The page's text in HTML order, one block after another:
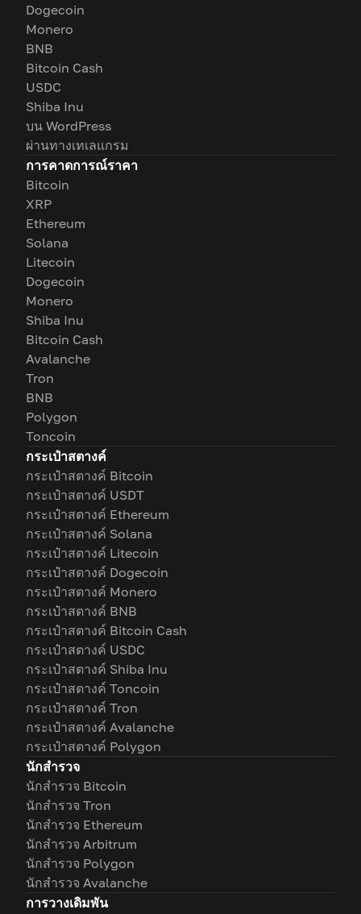
Dogecoin
Monero
BNB
Bitcoin Cash
USDC
Shiba Inu
บน WordPress
ผ่านทางเทเลแกรม
การคาดการณ์ราคา
Bitcoin
XRP
Ethereum
Solana
Litecoin
Dogecoin
Monero
Shiba Inu
Bitcoin Cash
Avalanche
Tron
BNB
Polygon
Toncoin
กระเป๋าสตางค์
กระเป๋าสตางค์ Bitcoin
กระเป๋าสตางค์ USDT
กระเป๋าสตางค์ Ethereum
กระเป๋าสตางค์ Solana
กระเป๋าสตางค์ Litecoin
กระเป๋าสตางค์ Dogecoin
กระเป๋าสตางค์ Monero
กระเป๋าสตางค์ BNB
กระเป๋าสตางค์ Bitcoin Cash
กระเป๋าสตางค์ USDC
กระเป๋าสตางค์ Shiba Inu
กระเป๋าสตางค์ Toncoin
กระเป๋าสตางค์ Tron
กระเป๋าสตางค์ Avalanche
กระเป๋าสตางค์ Polygon
นักสำรวจ
นักสำรวจ Bitcoin
นักสำรวจ Tron
นักสำรวจ Ethereum
นักสำรวจ Arbitrum
นักสำรวจ Polygon
นักสำรวจ Avalanche
การวางเดิมพัน